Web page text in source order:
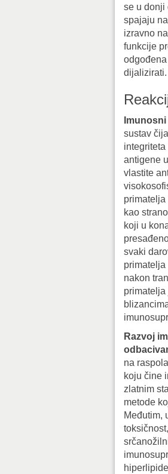
se u donji
spajaju
izravno
funkcije
dijalizirati.
sustav
antigene
vlastite
kao
koji u
svaki
nakon
Razvoj
na
koju čine
zlatnim
metode
Međutim,